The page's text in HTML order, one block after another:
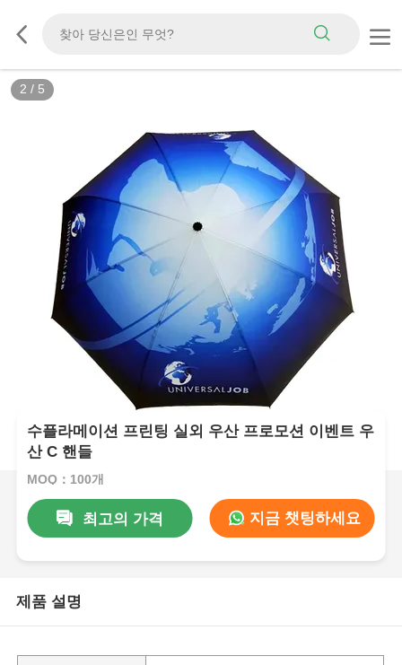
2 / 5
수플라메이션 프린팅 실외 우산 프로모션 이벤트 우
산 C 핸들
MOQ：100개
최고의 가격 지금 챗팅하세요
제품 설명